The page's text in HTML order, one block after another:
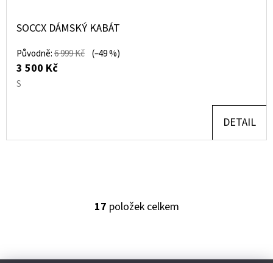
SOCCX DÁMSKÝ KABÁT
Původně:6 999 Kč (–49 %)
3 500 Kč
S
DETAIL
O
17 položek celkem